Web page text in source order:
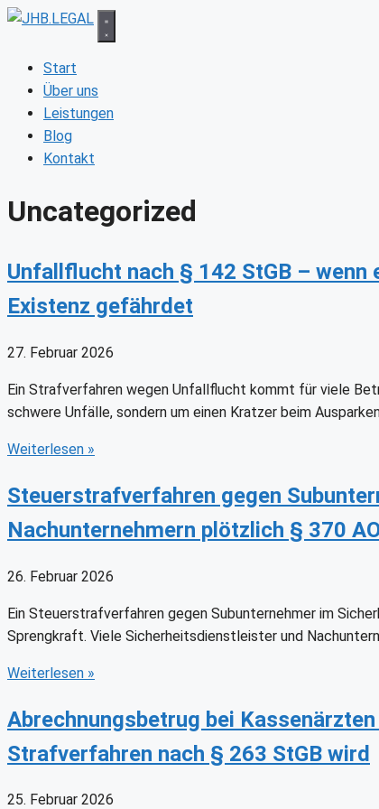
Zum
springenStart
Über uns
Leistungen
Blog
Kontakt
Uncategorized
Unfallflucht nach § 142 StGB –
Existenz gefährdet
27. Februar 2026
Ein Strafverfahren wegen Unfallflucht kommt für viele
schwere Unfälle, sondern um einen Kratzer beim
Weiterlesen »
Steuerstrafverfahren gegen
Nachunternehmern plötzlich § 370
26. Februar 2026
Ein Steuerstrafverfahren gegen Subunternehmer im
Sprengkraft. Viele Sicherheitsdienstleister und
Weiterlesen »
Abrechnungsbetrug bei
Strafverfahren nach § 263 StGB wird
25. Februar 2026